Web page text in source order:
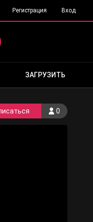
Регистрация Вход
ЗАГРУЗИТЬ
0